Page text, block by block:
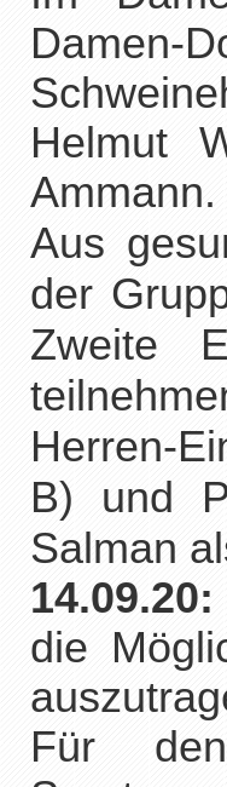
Helmut
Ammann.
Aus
der
Zweite
Herren-
B) und
Salman
14.09.20:
die
Für